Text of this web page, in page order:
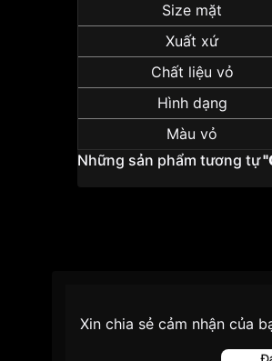
Size mặt
Xuất xứ
Chất liệu vỏ
Hình dạng
Màu vỏ
Những sản phẩm tương tự
Xin chia sẻ cảm nhận của